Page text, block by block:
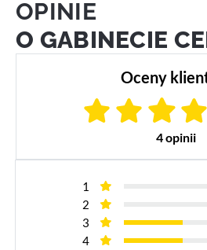
OPINIE
O GABINECIE
Oceny
4 opinii
1
2
3
4